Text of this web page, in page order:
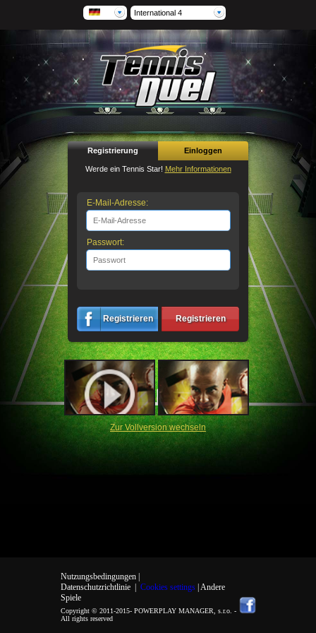
International 4
Registrierung Einloggen
Werde ein Tennis Star! Mehr Informationen
E-Mail-Adresse:
Passwort:
Registrieren Registrieren
Zur Vollversion wechseln
Nutzungsbedingungen |
Datenschutzrichtlinie| Cookies settings | Andere
Spiele
Copyright © 2011-2015- POWERPLAY MANAGER, s.r.o. -
All rights reserved